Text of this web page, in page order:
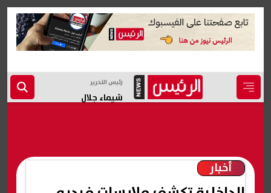
رئيس التحرير
شيماء جلال
أخبار